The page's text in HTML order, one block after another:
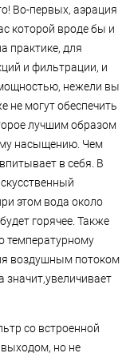
Во-первых, аэрация
которой вроде бы и
практике, для
и фильтрации, и
нежели вы
не могут обеспечить
лучшим образом
насыщению. Чем
в себя. В
этом вода около
горячее. Также
температурному
воздушным потоком
значит,увеличивает
со встроенной
но не